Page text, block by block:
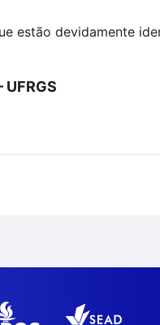
estão devidamente